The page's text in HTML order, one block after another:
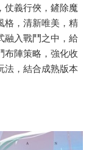
仗義行俠，鏟除魔
格，清新唯美，精
融入戰鬥之中，給
布陣策略，強化收
法，結合成熟版本